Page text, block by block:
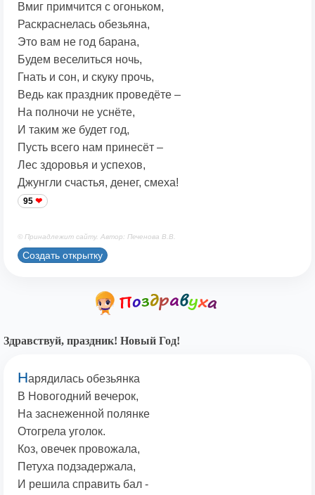
Вмиг примчится с огоньком,
Раскраснелась обезьяна,
Это вам не год барана,
Будем веселиться ночь,
Гнать и сон, и скуку прочь,
Ведь как праздник проведёте –
На полночи не уснёте,
И таким же будет год,
Пусть всего нам принесёт –
Лес здоровья и успехов,
Джунгли счастья, денег, смеха!
95
© Принадлежит сайту. Автор: Печенова В.В.
Создать открытку
Здравствуй, праздник! Новый Год!
Нарядилась обезьянка
В Новогодний вечерок,
На заснеженной полянке
Отогрела уголок.
Коз, овечек провожала,
Петуха подзадержала,
И решила справить бал -